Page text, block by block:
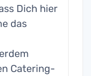
Dich hier
das
Catering-